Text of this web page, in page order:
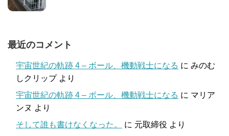
最近のコメント
宇宙世紀の軌跡 4 – ボール、機動戦士になる に みのむ
しクリップより
宇宙世紀の軌跡 4 – ボール、機動戦士になる に マリア
ンヌ より
そして誰も書けなくなった。
に 元取締役 より